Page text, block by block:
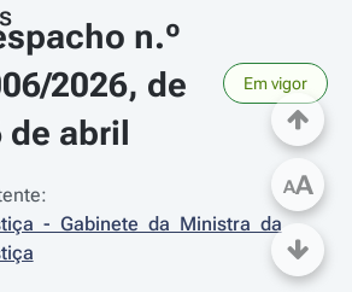
n.º
2026, de
de abril
Em vigor
- Gabinete da Ministra da
AA